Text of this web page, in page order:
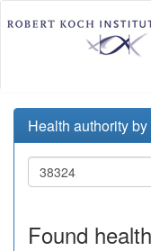
Health authority
Found